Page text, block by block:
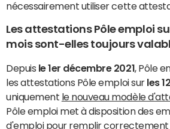
nécessairement utiliser cette
Les attestations Pôle emploi
mois sont-elles toujours
Depuis le 1er décembre 2021 , Pôle
les attestations Pôle emploi sur les
uniquement le nouveau modèle
Pôle emploi met à disposition des
d'emploi pour remplir